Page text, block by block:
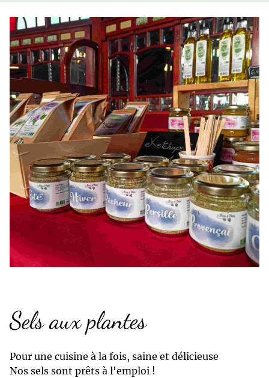
Sels aux plantes
Pour une cuisine à la fois, saine et délicieuse
Nos sels sont prêts à l'emploi !